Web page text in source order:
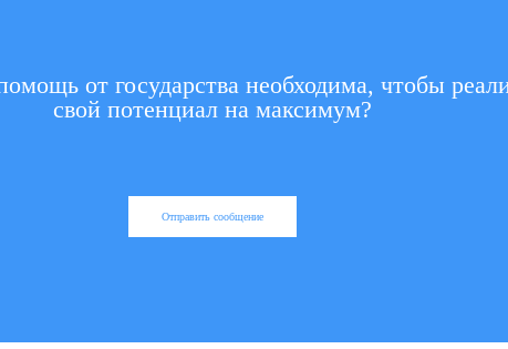
от государства необходима, чтобы
свой потенциал на максимум?
Отправить сообщение